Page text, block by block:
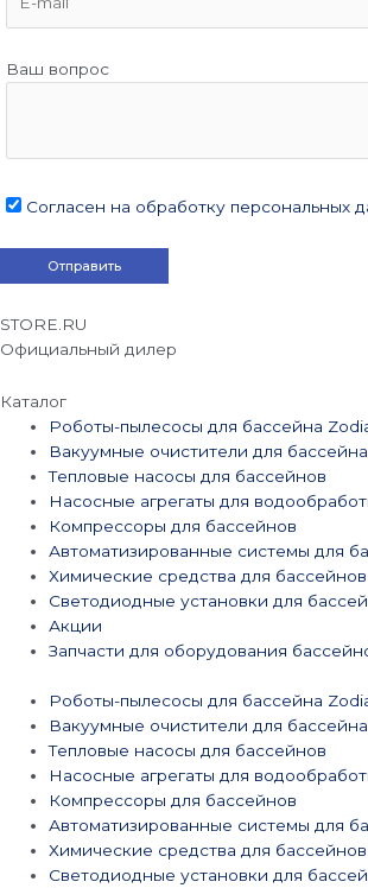
Ваш вопрос
Согласен на обработку персональных
STORE.RU
Официальный дилер
Каталог
Роботы-пылесосы для бассейна
Вакуумные очистители для
Тепловые насосы для бассейнов
Насосные агрегаты для
Компрессоры для бассейнов
Автоматизированные системы для
Химические средства для
Светодиодные установки для
Акции
Запчасти для оборудования
Роботы-пылесосы для бассейна
Вакуумные очистители для
Тепловые насосы для бассейнов
Насосные агрегаты для
Компрессоры для бассейнов
Автоматизированные системы для
Химические средства для
Светодиодные установки для